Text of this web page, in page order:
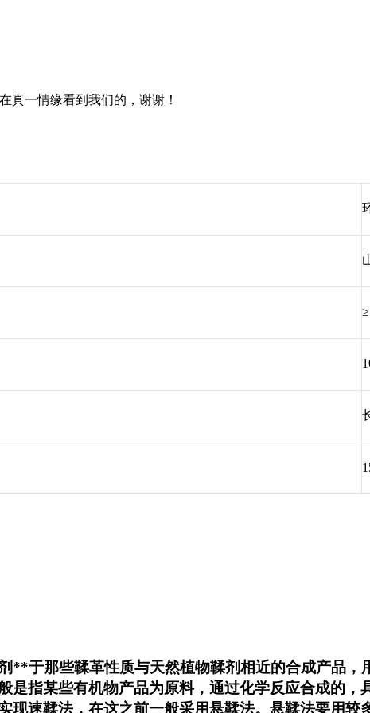
真一情缘看到我们的，谢谢！
**于那些鞣革性质与天然植物鞣剂相近的合成产品
是指某些有机物产品为原料，通过化学反应合成的
现速鞣法，在这之前一般采用悬鞣法。悬鞣法要用